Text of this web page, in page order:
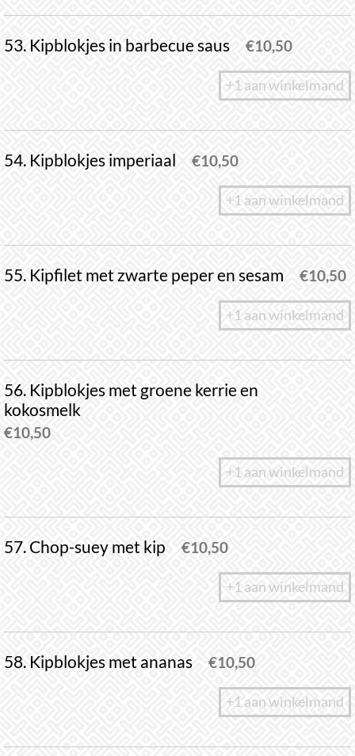
53. Kipblokjes in barbecue saus €10,50
+1 aan winkelmand
54. Kipblokjes imperiaal €10,50
+1 aan winkelmand
55. Kipfilet met zwarte peper en sesam €10,50
+1 aan winkelmand
56. Kipblokjes met groene kerrie en
kokosmelk
€10,50
+1 aan winkelmand
57. Chop-suey met kip €10,50
+1 aan winkelmand
58. Kipblokjes met ananas €10,50
+1 aan winkelmand